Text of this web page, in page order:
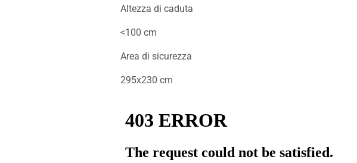
Altezza di caduta
<100 cm
Area di sicurezza
295x230 cm